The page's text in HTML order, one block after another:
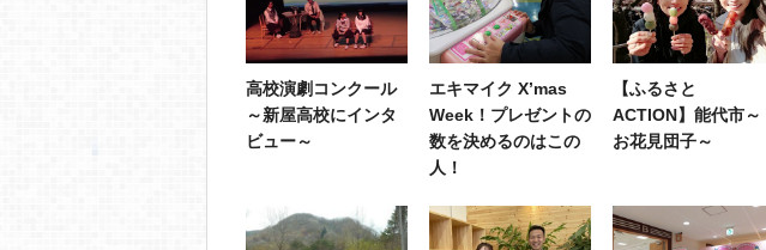
高校演劇コンクール
～新屋高校にインタ
ビュー～
エキマイク X’mas
Week！プレゼントの
数を決めるのはこの
人！
【ふるさと
ACTION】能代市～
お花見団子～